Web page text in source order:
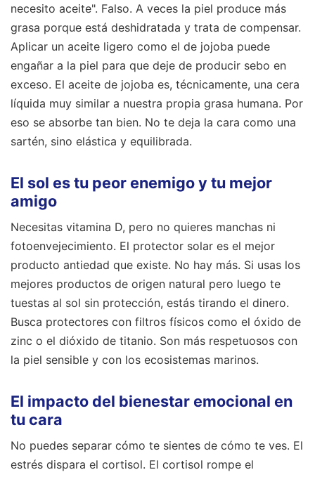
necesito aceite". Falso. A veces la piel produce más
grasa porque está deshidratada y trata de compensar.
Aplicar un aceite ligero como el de jojoba puede
engañar a la piel para que deje de producir sebo en
exceso. El aceite de jojoba es, técnicamente, una cera
líquida muy similar a nuestra propia grasa humana. Por
eso se absorbe tan bien. No te deja la cara como una
sartén, sino elástica y equilibrada.
El sol es tu peor enemigo y tu mejor
amigo
Necesitas vitamina D, pero no quieres manchas ni
fotoenvejecimiento. El protector solar es el mejor
producto antiedad que existe. No hay más. Si usas los
mejores productos de origen natural pero luego te
tuestas al sol sin protección, estás tirando el dinero.
Busca protectores con filtros físicos como el óxido de
zinc o el dióxido de titanio. Son más respetuosos con
la piel sensible y con los ecosistemas marinos.
El impacto del bienestar emocional en
tu cara
No puedes separar cómo te sientes de cómo te ves. El
estrés dispara el cortisol. El cortisol rompe el